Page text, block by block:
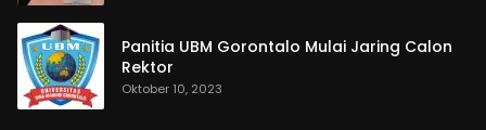
Panitia UBM Gorontalo Mulai Jaring Calon
Rektor
Oktober 10, 2023